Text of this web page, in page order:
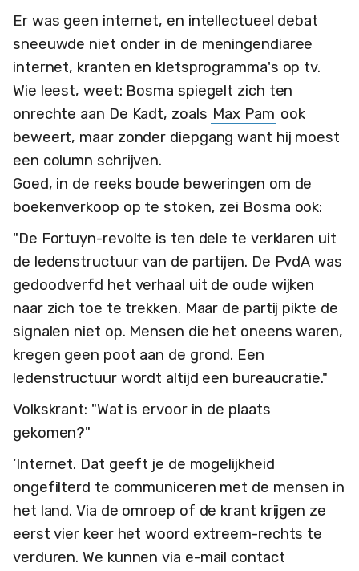
Er was geen internet, en intellectueel debat
sneeuwde niet onder in de meningendiaree
internet, kranten en kletsprogramma's op tv.
Wie leest, weet: Bosma spiegelt zich ten
onrechte aan De Kadt, zoals Max Pam ook
beweert, maar zonder diepgang want hij moest
een column schrijven.
Goed, in de reeks boude beweringen om de
boekenverkoop op te stoken, zei Bosma ook:
"De Fortuyn-revolte is ten dele te verklaren uit
de ledenstructuur van de partijen. De PvdA was
gedoodverfd het verhaal uit de oude wijken
naar zich toe te trekken. Maar de partij pikte de
signalen niet op. Mensen die het oneens waren,
kregen geen poot aan de grond. Een
ledenstructuur wordt altijd een bureaucratie."
Volkskrant: "Wat is ervoor in de plaats
gekomen?"
‘Internet. Dat geeft je de mogelijkheid
ongefilterd te communiceren met de mensen in
het land. Via de omroep of de krant krijgen ze
eerst vier keer het woord extreem-rechts te
verduren. We kunnen via e-mail contact